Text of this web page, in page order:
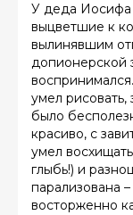
У деда Иосифа
выцветшие к
вылинявшим
допионерской
умел рисовать,
было
красиво, с
умел
глыбь!) и
парализована
восторженно